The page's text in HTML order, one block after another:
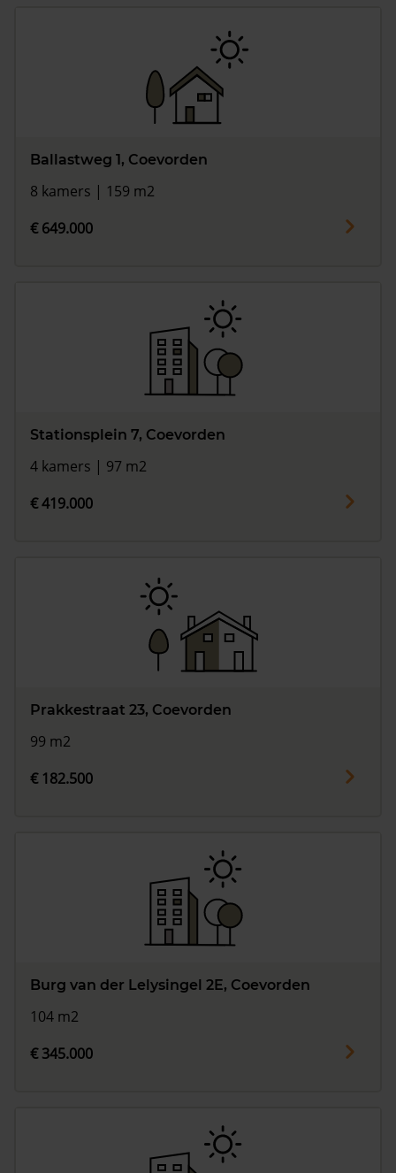
Ballastweg 1, Coevorden
8 kamers | 159 m2
€ 649.000
Stationsplein 7, Coevorden
4 kamers | 97 m2
€ 419.000
Prakkestraat 23, Coevorden
99 m2
€ 182.500
Burg van der Lelysingel 2E, Coevorden
104 m2
€ 345.000